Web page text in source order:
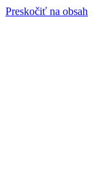
Preskočiť na obsah